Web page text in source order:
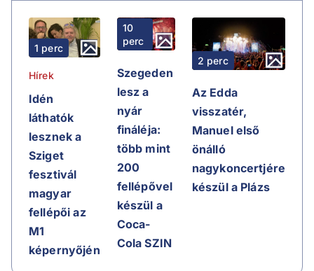
1 perc
Hírek
Idén
láthatók
lesznek a
Sziget
fesztivál
magyar
fellépői az
M1
képernyőjén
10
perc
Szegeden
lesz a
nyár
fináléja:
több mint
200
fellépővel
készül a
Coca-
Cola SZIN
2 perc
Az Edda
visszatér,
Manuel első
önálló
nagykoncertjére
készül a Plázs